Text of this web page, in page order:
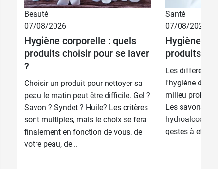
Caractéristiques:
Sans produit pétrochimique – Sans agent
conservateur artificiel
Conditionnement
Beauté
07/08/2026
Hygiène corporelle : quels
produits choisir pour se laver
?
Choisir un produit pour nettoyer sa
peau le matin peut être difficile. Gel ?
Savon ? Syndet ? Huile? Les critères
sont multiples, mais le choix se fera
finalement en fonction de vous, de
votre peau, de...
Santé
07/08/2026
Hygiène
produits
Les
l'hygiène des
milieu
Les savons,
gestes à